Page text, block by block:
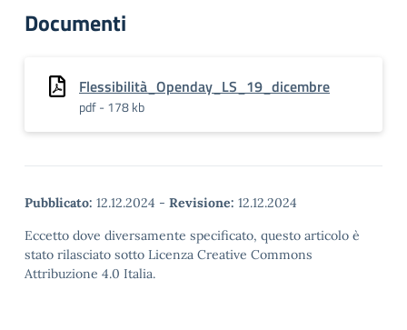
Documenti
Flessibilità_Openday_LS_19_dicembre
pdf - 178 kb
Pubblicato: 12.12.2024 - Revisione: 12.12.2024
Eccetto dove diversamente specificato, questo articolo è
stato rilasciato sotto Licenza Creative Commons
Attribuzione 4.0 Italia.